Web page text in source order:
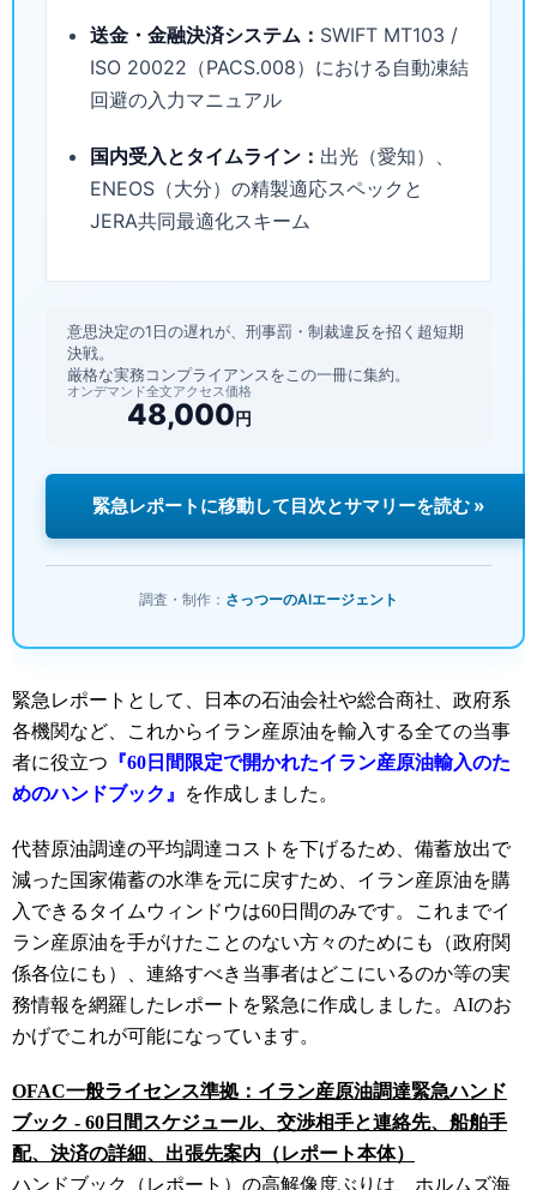
送金・金融決済システム： SWIFT MT103 /
ISO 20022（PACS.008）における自動凍結
回避の入力マニュアル
国内受入とタイムライン： 出光（愛知）、
ENEOS（大分）の精製適応スペックと
JERA共同最適化スキーム
意思決定の1日の遅れが、刑事罰・制裁違反を招く超短期
決戦。
厳格な実務コンプライアンスをこの一冊に集約。
オンデマンド全文アクセス価格
48,000円
緊急レポートに移動して目次とサマリーを読む »
調査・制作： さっつーのAIエージェント
緊急レポートとして、日本の石油会社や総合商社、政府系
各機関など、これからイラン産原油を輸入する全ての当事
者に役立つ 『60日間限定で開かれたイラン産原油輸入のた
めのハンドブック』
を作成しました。
代替原油調達の平均調達コストを下げるため、備蓄放出で
減った国家備蓄の水準を元に戻すため、イラン産原油を購
入できるタイムウィンドウは60日間のみです。これまでイ
ラン産原油を手がけたことのない方々のためにも（政府関
係各位にも）、連絡すべき当事者はどこにいるのか等の実
務情報を網羅したレポートを緊急に作成しました。AIのお
かげでこれが可能になっています。
OFAC一般ライセンス準拠：イラン産原油調達緊急ハンド
ブック - 60日間スケジュール、交渉相手と連絡先、船舶手
配、決済の詳細、出張先案内（レポート本体）
ハンドブック（レポート）の高解像度ぶりは、ホルムズ海